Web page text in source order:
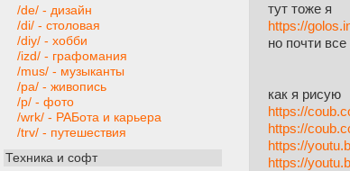
/de/ - дизайн
/di/ - столовая
/diy/ - хобби
/izd/ - графомания
/mus/ - музыканты
/pa/ - живопись
/p/ - фото
/wrk/ - РАБота и карьера
/trv/ - путешествия
Техника и софт
тут тоже я
https://
но почти все
как я рисую
https://
https://
https://
https://